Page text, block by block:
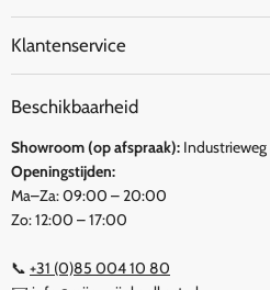
Klantenservice
Beschikbaarheid
Showroom (op afspraak):
Openingstijden:
Ma–Za: 09:00 – 20:00
Zo: 12:00 – 17:00
📞 +31 (0)85 004 10 80